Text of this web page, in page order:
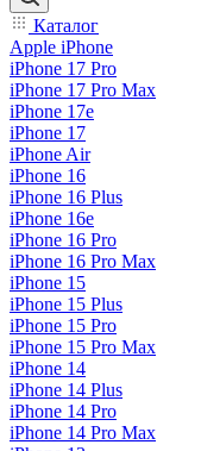
Каталог
Apple iPhone
iPhone 17 Pro
iPhone 17 Pro Max
iPhone 17e
iPhone 17
iPhone Air
iPhone 16
iPhone 16 Plus
iPhone 16e
iPhone 16 Pro
iPhone 16 Pro Max
iPhone 15
iPhone 15 Plus
iPhone 15 Pro
iPhone 15 Pro Max
iPhone 14
iPhone 14 Plus
iPhone 14 Pro
iPhone 14 Pro Max